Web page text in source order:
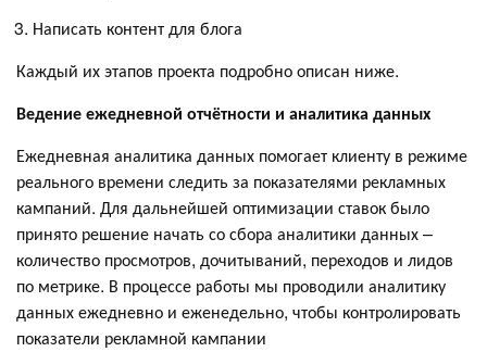
Написать контент для блога
Каждый их этапов проекта подробно описан ниже.
Ведение ежедневной отчётности и аналитика данных
Ежедневная аналитика данных помогает клиенту в режиме
реального времени следить за показателями рекламных
кампаний. Для дальнейшей оптимизации ставок было
принято решение начать со сбора аналитики данных –
количество просмотров, дочитываний, переходов и лидов
по метрике. В процессе работы мы проводили аналитику
данных ежедневно и еженедельно, чтобы контролировать
показатели рекламной кампании